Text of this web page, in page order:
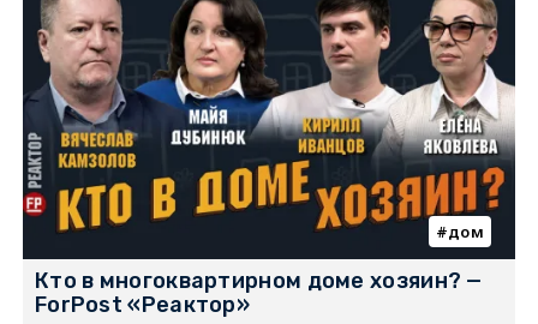
дом
Кто в многоквартирном доме хозяин? —
ForPost «Реактор»